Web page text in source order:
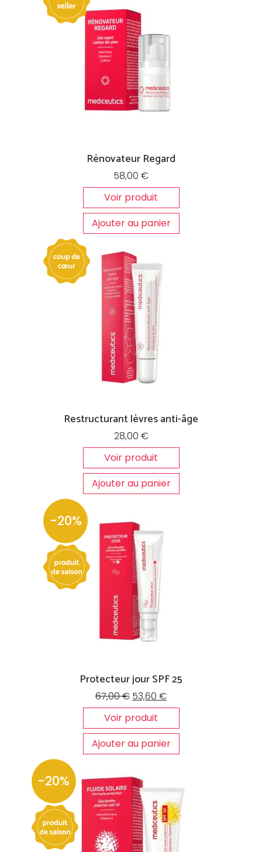
Rénovateur Regard
58,00 €
Voir produit
Ajouter au panier
Restructurant lèvres anti-âge
28,00 €
Voir produit
Ajouter au panier
-20%
Protecteur jour SPF 25
67,00€ Le
prix
initial
était :
67,00 €.
53,60 €Le
prix
est :
53,60 €.
Voir produit
Ajouter au panier
-20%